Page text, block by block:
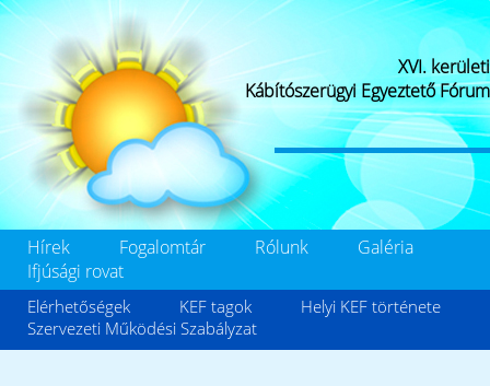
XVI. kerületi
Kábítószerügyi Egyeztető Fórum
Hírek Fogalomtár Rólunk
Galéria
Ifjúsági rovat
Elérhetőségek KEF tagok
Helyi KEF története
Szervezeti Működési Szabályzat